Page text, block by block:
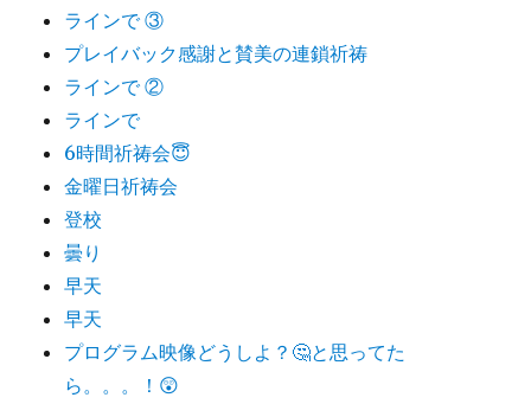
ラインで ③
プレイバック感謝と賛美の連鎖祈祷
ラインで ②
ラインで
6時間祈祷会😇
金曜日祈祷会
登校
曇り
早天
早天
プログラム映像どうしよ？🤔と思ってた
ら。。。！😲